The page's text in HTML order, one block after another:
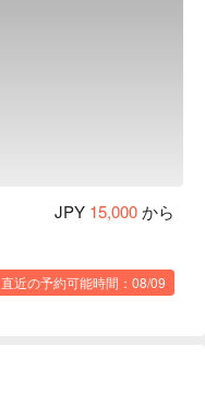
JPY 15,000から
直近の予約可能時間：08/09